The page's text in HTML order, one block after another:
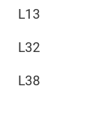
L13
L32
L38